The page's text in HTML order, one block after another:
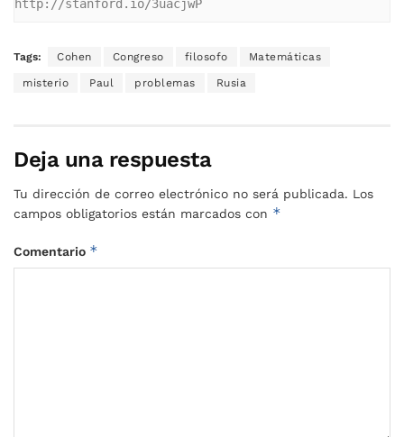
http://stanford.io/3uacjwP
Tags: Cohen Congreso filosofo Matemáticas
misterio Paul problemas Rusia
Deja una respuesta
Tu dirección de correo electrónico no será publicada. Los
campos obligatorios están marcados con *
Comentario *